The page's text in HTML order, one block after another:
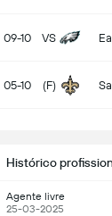
09-10 VS
05-10 (F)
Histórico
Agente livre
25-03-2025